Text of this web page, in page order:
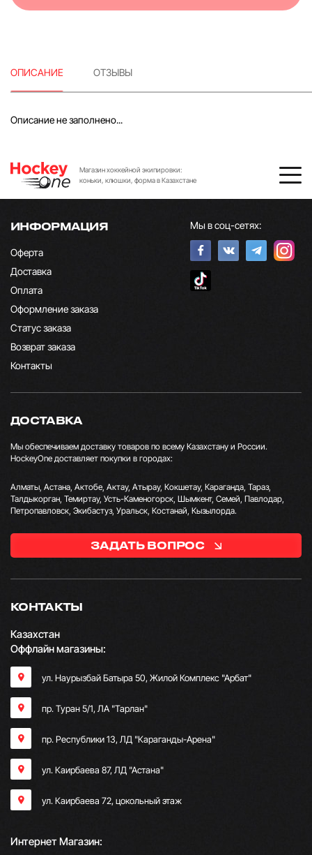
ОПИСАНИЕ ОТЗЫВЫ
Описание не заполнено...
Магазин хоккейной экипировки:
коньки, клюшки, форма в Казахстане
ИНФОРМАЦИЯ
Оферта
Доставка
Оплата
Оформление заказа
Статус заказа
Возврат заказа
Контакты
Мы в соц-сетях:
КОНТАКТЫ
Казахстан
Оффлайн магазины:
ул. Наурызбай Батыра 50, Жилой Комплекс "Арбат"
пр. Туран 5/1, ЛА "Тарлан"
пр. Республики 13, ​ЛД "Караганды-Арена"
ул. Каирбаева 87, ЛД "Астана"
ул. Каирбаева 72, цокольный этаж
Интернет Магазин:
ДОСТАВКА
Мы обеспечиваем доставку товаров по всему Казахстану и России.
HockeyOne доставляет покупки в городах:
Алматы, Астана, Актобе, Актау, Атырау, Кокшетау, Караганда, Тараз,
Талдыкорган, Темиртау, Усть-Каменогорск, Шымкент, Семей, Павлодар,
Петропавловск, Экибастуз, Уральск, Костанай, Кызылорда.
ЗАДАТЬ ВОПРОС